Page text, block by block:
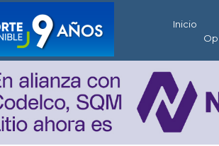
Inicio